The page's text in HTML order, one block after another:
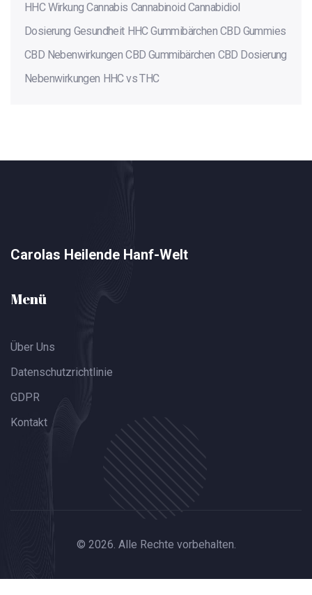
HHC Wirkung Cannabis Cannabinoid Cannabidiol
Dosierung Gesundheit HHC Gummibärchen CBD Gummies
CBD Nebenwirkungen CBD Gummibärchen CBD Dosierung
Nebenwirkungen HHC vs THC
Carolas Heilende Hanf-Welt
Menü
Über Uns
Datenschutzrichtlinie
GDPR
Kontakt
© 2026. Alle Rechte vorbehalten.